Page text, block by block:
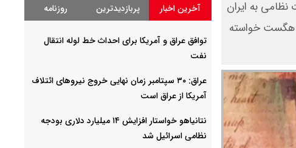
به ایران
هگست خواسته
آخرین اخبار پربازدیدترین روزنامه
توافق عراق و آمریکا برای احداث خط لوله انتقال
نفت
عراق: ۳۰ سپتامبر زمان نهایی خروج نیروهای ائتلاف
آمریکا از عراق است
نتانیاهو خواستار افزایش ۱۴ میلیارد دلاری بودجه
نظامی اسرائیل شد